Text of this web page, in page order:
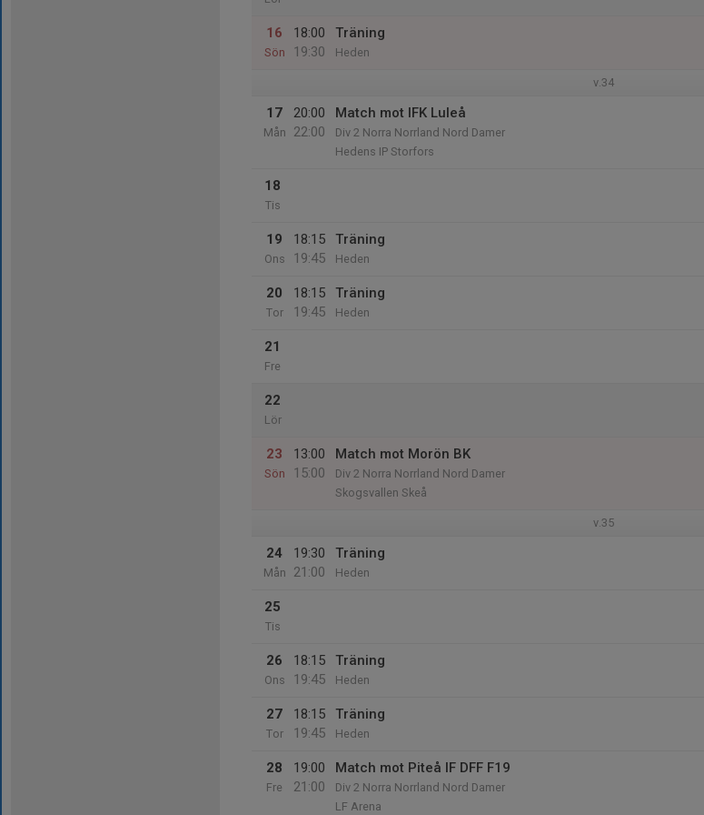
16
Sön
18:00
19:30
Träning
Heden
v.34
17
Mån
20:00
22:00
Match mot IFK Luleå
Div 2 Norra Norrland Nord Damer
Hedens IP Storfors
18
Tis
19
Ons
18:15
19:45
Träning
Heden
20
Tor
18:15
19:45
Träning
Heden
21
Fre
22
Lör
23
Sön
13:00
15:00
Match mot Morön BK
Div 2 Norra Norrland Nord Damer
Skogsvallen Skeå
v.35
24
Mån
19:30
21:00
Träning
Heden
25
Tis
26
Ons
18:15
19:45
Träning
Heden
27
Tor
18:15
19:45
Träning
Heden
28
Fre
19:00
21:00
Match mot Piteå IF DFF F19
Div 2 Norra Norrland Nord Damer
LF Arena